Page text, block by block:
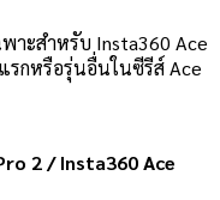
าะสำหรับ Insta360 Ace
รกหรือรุ่นอื่นในซีรีส์ Ace
2 / Insta360 Ace